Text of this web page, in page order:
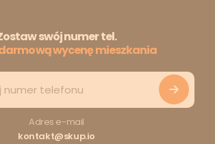
swój numer tel.
wycenę mieszkania
Adres e-mail
kontakt@skup.io